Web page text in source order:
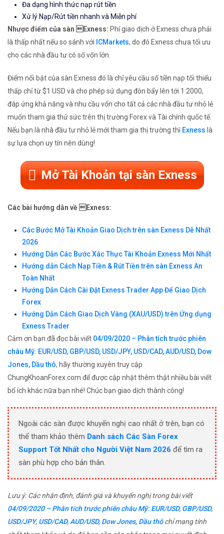
Đa dạng hình thức nạp rút tiền
Xử lý Nạp/Rút tiền nhanh và Miễn phí
Nhược điểm của sàn Exness: Phí giao dịch ở Exness chưa phải
là thấp nhất nếu so sánh với ICMarkets, do đó Exness chưa tối ưu
cho các nhà đầu tư có số vốn lớn.
Điểm nổi bật của sàn Exness đó là chỉ yêu cầu số tiền nạp tối thiểu
thấp chỉ từ $1 USD và cho phép sử dụng đòn bẩy lên tới 1:2000,
đáp ứng khả năng và nhu cầu vốn cho tất cả các nhà đầu tư nhỏ lẻ
muốn tham gia thử sức trên thị trường Forex và Tài chính quốc tế.
Nếu bạn là nhà đầu tư nhỏ lẻ mới tham gia thị trường thì Exness là
sự lựa chọn uy tín nên dùng!
Mở Tài Khoản tại sàn Exness
Các bài hướng dẫn về Exness:
Các Bước Mở Tài Khoản Giao Dịch trên sàn Exness Dễ Nhất
2026
Hướng Dẫn Các Bước Xác Thực Tài Khoản Exness Mới Nhất
Hướng dẫn Cách Nạp Tiền & Rút Tiền trên sàn Exness An
Toàn Nhất
Hướng Dẫn Cách Cài Đặt Exness Trader App Để Giao Dịch
Forex
Hướng Dẫn Cách Giao Dịch Vàng (XAU/USD) trên Ứng dụng
Exness Trader
Cảm ơn bạn đã đọc bài viết 04/09/2020 – Phân tích trước phiên
châu Mỹ: EUR/USD, GBP/USD, USD/JPY, USD/CAD, AUD/USD, Dow
Jones, Dầu thô, hãy thường xuyên truy cập
ChungKhoanForex.com để được cập nhật thêm thật nhiều bài viết
bổ ích khác nữa bạn nhé! Chúc bạn giao dịch thành công!
Ngoài các sàn được khuyến nghị cao nhất ở trên, bạn có
thể tham khảo thêm Danh sách Các Sàn Forex
Support Tốt Nhất cho Người Việt Nam 2026 để tìm ra
sàn phù hợp cho bản thân.
Lưu ý: Các nhận định, đánh giá và khuyến nghị trong bài viết
04/09/2020 – Phân tích trước phiên châu Mỹ: EUR/USD, GBP/USD,
USD/JPY, USD/CAD, AUD/USD, Dow Jones, Dầu thôchỉ mang tính